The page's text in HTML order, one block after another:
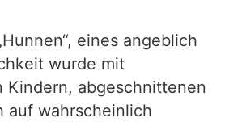
eines angeblich
wurde mit
abgeschnittenen
auf wahrscheinlich